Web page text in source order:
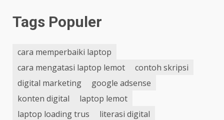
Tags Populer
cara memperbaiki laptop
cara mengatasi laptop lemot
contoh skripsi
digital marketing
google adsense
konten digital
laptop lemot
laptop loading trus
literasi digital